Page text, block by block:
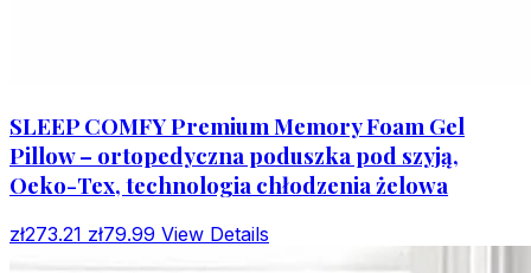
SLEEP COMFY Premium Memory Foam Gel
Pillow – ortopedyczna poduszka pod szyją,
Oeko-Tex, technologia chłodzenia żelowa
zł273.21 zł79.99 View Details